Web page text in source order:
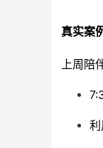
真实案
上周陪